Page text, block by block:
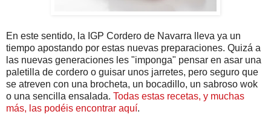
En este sentido, la IGP Cordero de Navarra lleva ya un
tiempo apostando por estas nuevas preparaciones. Quizá a
las nuevas generaciones les "imponga" pensar en asar una
paletilla de cordero o guisar unos jarretes, pero seguro que
se atreven con una brocheta, un bocadillo, un sabroso wok
o una sencilla ensalada. Todas estas recetas, y muchas
más, las podéis encontrar aquí.